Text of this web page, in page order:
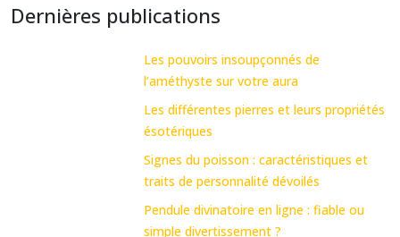
Dernières publications
Les pouvoirs insoupçonnés de
l’améthyste sur votre aura
Les différentes pierres et leurs propriétés
ésotériques
Signes du poisson : caractéristiques et
traits de personnalité dévoilés
Pendule divinatoire en ligne : fiable ou
simple divertissement ?